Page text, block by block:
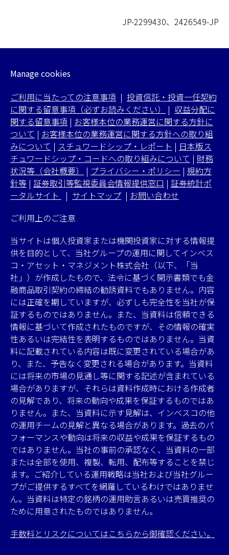
JP-2299430、2426549-JP
Manage cookies
ご利用に当たっての注意事項 | 投資信託・投資一任契約
に関する留意事項（必ずお読みください）
| 収益分配に
関する留意事項 | お客様本位の業務運営に関する方針に
ついて | お客様本位の業務運営に関する方針への取り組
みについて | スチュワードシップ・レポート | 日本版ス
チュワードシップ・コードへの取り組みについて | 財務
状況等（会社概要）
| プライバシー・ポリシー | 規約方
針等 | 証券取引等監視委員会情報提供窓口 | 証券統計ポ
ータルサイト
| サイトマップ | お問い合わせ
ご利用上のご注意
当サイトは個人投資家または機関投資家に対する情報提
供を目的として、当社グループの運用に関してインベス
コ・アセット・マネジメント株式会社（以下、「当
社」）が作成したもので、法令に基づく開示書類でも金
融商品取引契約の締結の勧誘資料でもありません。内容
には正確を期していますが、必ずしも完全性を当社が保
証するものではありません。また、当資料は信頼できる
情報に基づいて作成されたものですが、その情報の確実
性あるいは完結性を表明するものではありません。当資
料に記載されている内容は既に変更されている場合があ
り、また、予告なく変更される場合があります。当資料
には将来の市場の見通し等に関する記述が含まれている
場合がありますが、それらは資料作成時における作成者
の見解であり、将来の動向や成果を保証するものではあ
りません。また、当資料に示す見解は、インベスコの他
の運用チームの見解と異なる場合があります。過去のパ
フォーマンスや動向は将来の収益や成果を保証するもの
ではありません。当社の事前の承認なく、当資料の一部
または全部を使用、複製、転用、配布等することを禁じ
ます。ご紹介している運用戦略は当社および当社グルー
プがご提供するすべてを網羅しているわけではありませ
ん。当資料は特定の銘柄の運用助言あるいは売買推奨の
ために用意されたものではありません。
手数料とリスクについてはこちらから御確認ください。